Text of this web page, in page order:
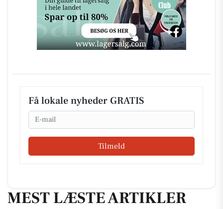
Få lokale nyheder GRATIS
Email
Tilmeld
MEST LÆSTE ARTIKLER